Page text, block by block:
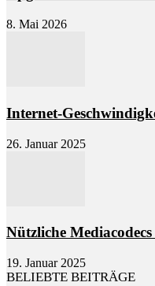
8. Mai 2026
Internet-
26. Januar 2025
Nützliche
19. Januar 2025
BELIEBTE BEITRÄGE